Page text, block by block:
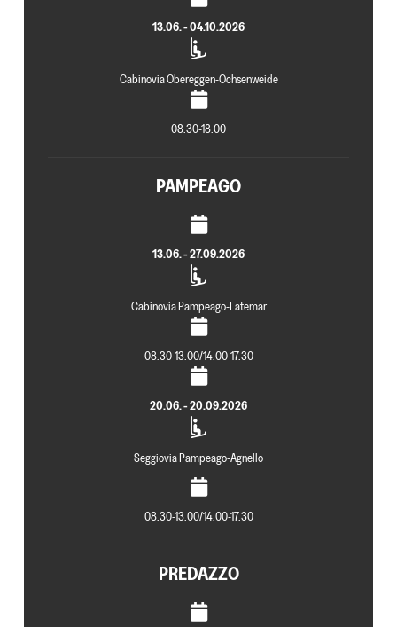
13.06. - 04.10.2026
Cabinovia Obereggen-Ochsenweide
08.30-18.00
PAMPEAGO
13.06. - 27.09.2026
Cabinovia Pampeago-Latemar
08.30-13.00/14.00-17.30
20.06. - 20.09.2026
Seggiovia Pampeago-Agnello
08.30-13.00/14.00-17.30
PREDAZZO